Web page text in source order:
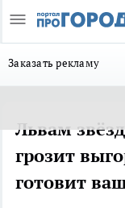
Заказать рекламу
Львам
грозит
готовит